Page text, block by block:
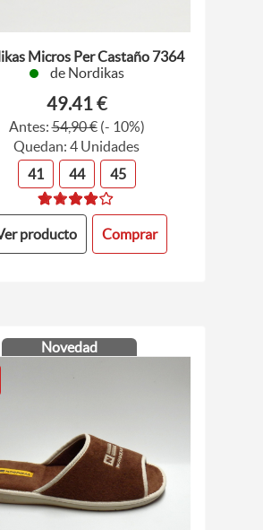
Micros Per Castaño 7364
de Nordikas
49.41 €
Antes:54,90 €(- 10%)
Quedan: 4 Unidades
41
44 45
producto Comprar
Novedad